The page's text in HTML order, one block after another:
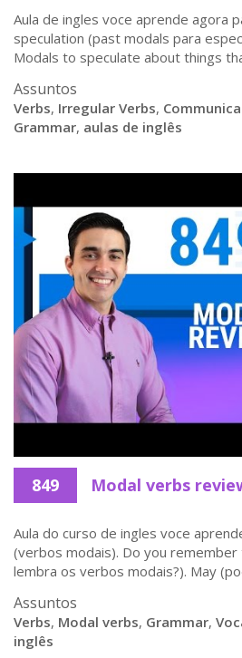
Aula de ingles voce aprende agora
speculation (past modals para
Modals to speculate about things
Assuntos
Verbs, Irregular Verbs,
Grammar, aulas de inglês
849 Modal verbs
Aula do curso de ingles voce
(verbos modais). Do you
lembra os verbos modais?). May
Assuntos
Verbs, Modal verbs, Grammar,
inglês